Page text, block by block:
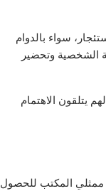
سواء بالدوام
الشخصية وتحضير
يتلقون الاهتمام
ممثلي المكتب للحصول